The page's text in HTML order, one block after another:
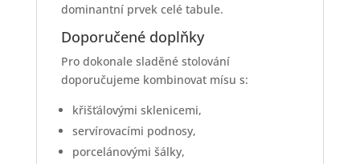
dominantní prvek celé tabule.
Doporučené doplňky
Pro dokonale sladěné stolování
doporučujeme kombinovat mísu s:
křišťálovými sklenicemi,
servírovacími podnosy,
porcelánovými šálky,